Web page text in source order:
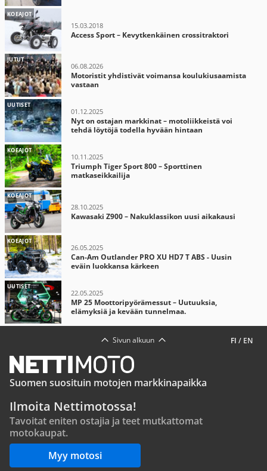
KOEAJOT
15.03.2018
Access Sport – Kevytkenkäinen crossitraktori
JUTUT
06.08.2026
Motoristit yhdistivät voimansa koulukiusaamista
vastaan
UUTISET
01.12.2025
Nyt on ostajan markkinat – motoliikkeistä voi
tehdä löytöjä todella hyvään hintaan
KOEAJOT
10.11.2025
Triumph Tiger Sport 800 – Sporttinen
matkaseikkailija
KOEAJOT
28.10.2025
Kawasaki Z900 – Nakuklassikon uusi aikakausi
KOEAJOT
26.05.2025
Can-Am Outlander PRO XU HD7 T ABS - Uusin
eväin luokkansa kärkeen
UUTISET
22.05.2025
MP 25 Moottoripyörämessut – Uutuuksia,
elämyksiä ja kevään tunnelmaa.
FI / EN
Sivun alkuun
Suomen suosituin motojen markkinapaikka
Ilmoita Nettimotossa!
Tavoitat eniten ostajia ja teet mutkattomat
motokaupat.
Myy motosi